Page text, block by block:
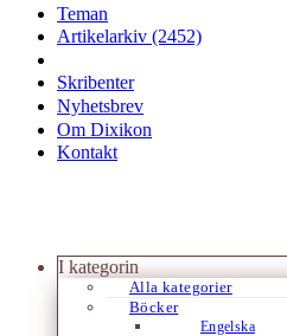
Teman
Artikelarkiv (2452)
Skribenter
Nyhetsbrev
Om Dixikon
Kontakt
I kategorin
Alla kategorier
Böcker
Engelska